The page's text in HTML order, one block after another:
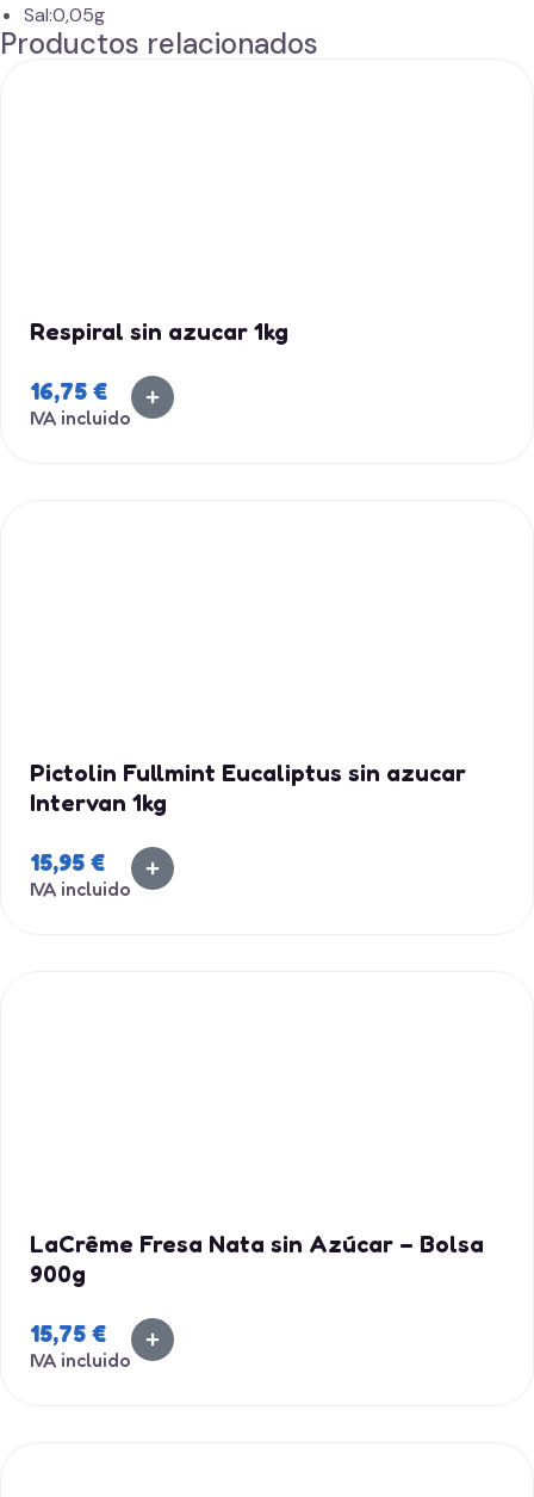
Sal:0,05g
Productos relacionados
Respiral sin azucar 1kg
16,75 €
IVA incluido
Pictolin Fullmint Eucaliptus sin azucar
Intervan 1kg
15,95 €
IVA incluido
LaCrême Fresa Nata sin Azúcar – Bolsa
900g
15,75 €
IVA incluido